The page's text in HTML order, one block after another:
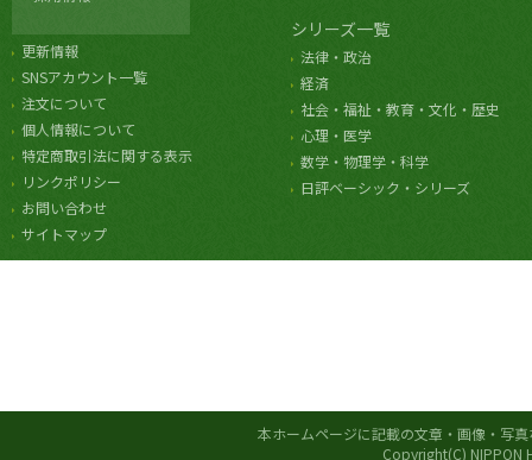
更新情報
SNSアカウント一覧
注文について
個人情報について
特定商取引法に関する表示
リンクポリシー
お問い合わせ
サイトマップ
シリーズ一覧
法律・政治
経済
社会・福祉・教育・文化・歴史
心理・医学
数学・物理学・科学
日評ベーシック・シリーズ
本ホームページに記載の文章・画像・写
Copyright(C) NIPPON